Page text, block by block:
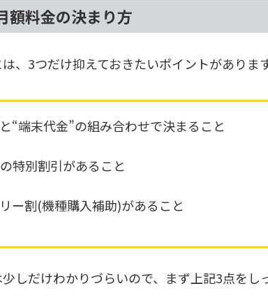
料金の決まり方
、3つだけ抑えておきたいポイントがあります
“端末代金”の組み合わせで決まること
特別割引があること
ー割(機種購入補助)があること
しだけわかりづらいので、まず上記3点をし